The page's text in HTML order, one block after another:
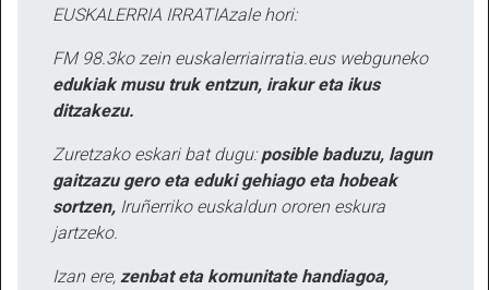
EUSKALERRIA IRRATIAzale hori:
FM 98.3ko zein euskalerriairratia.eus webguneko
edukiak musu truk entzun, irakur eta ikus
ditzakezu.
Zuretzako eskari bat dugu: posible baduzu, lagun
gaitzazu gero eta eduki gehiago eta hobeak
sortzen, Iruñerriko euskaldun ororen eskura
jartzeko.
Izan ere, zenbat eta komunitate handiagoa,